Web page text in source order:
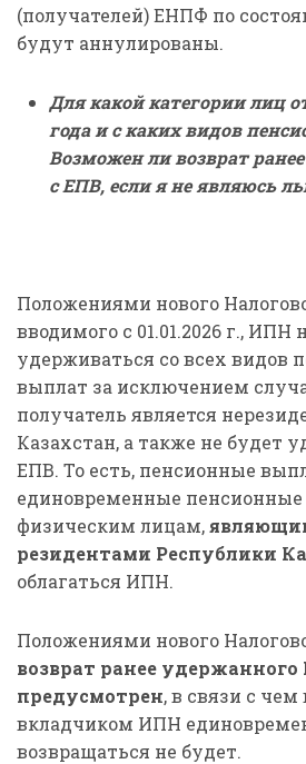
(получателей) ЕНПФ по
будут аннулированы.
Для какой категории лиц
года и с каких видов
Возможен ли возврат
с ЕПВ, если я не являюсь
Положениями нового
вводимого с 01.01.2026 г., ИПН
удерживаться со всех видов
выплат за исключением
получатель является
Казахстан, а также не будет
ЕПВ. То есть, пенсионные
единовременные
физическим лицам,
резидентами Республики
облагаться ИПН.
Положениями нового
возврат ранее
предусмотрен, в связи с
вкладчиком ИПН
возвращаться не будет.